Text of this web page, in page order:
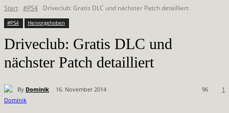
Start #PS4 Driveclub: Gratis DLC und nächster Patch detailliert
#PS4 Hervorgehoben
Driveclub: Gratis DLC und
nächster Patch detailliert
By Dominik 16. November 2014 1
96